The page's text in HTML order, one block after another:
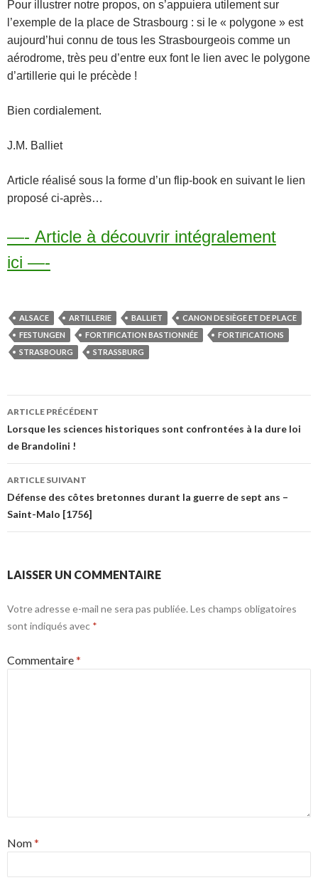
Pour illustrer notre propos, on s’appuiera utilement sur
l’exemple de la place de Strasbourg : si le « polygone » est
aujourd’hui connu de tous les Strasbourgeois comme un
aérodrome, très peu d’entre eux font le lien avec le polygone
d’artillerie qui le précède !
Bien cordialement.
J.M. Balliet
Article réalisé sous la forme d’un flip-book en suivant le lien
proposé ci-après…
—- Article à découvrir intégralement
ici —-
ALSACE ARTILLERIE BALLIET
CANON DE SIÈGE ET DE PLACE
FESTUNGEN
FORTIFICATION BASTIONNÉE
FORTIFICATIONS
STRASBOURG
STRASSBURG
Navigation
des
articles
ARTICLE PRÉCÉDENT
Lorsque les sciences historiques sont confrontées à la dure loi
de Brandolini !
ARTICLE SUIVANT
Défense des côtes bretonnes durant la guerre de sept ans –
Saint-Malo [1756]
LAISSER UN COMMENTAIRE
Votre adresse e-mail ne sera pas publiée. Les champs obligatoires
sont indiqués avec *
Commentaire*
Nom*